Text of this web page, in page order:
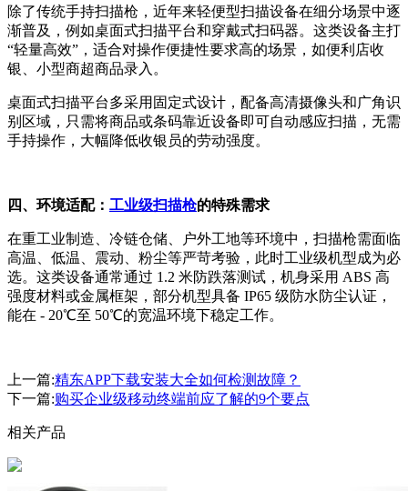
除了传统手持扫描枪，近年来轻便型扫描设备在细分场景中逐
渐普及，例如桌面式扫描平台和穿戴式扫码器。这类设备主打
“轻量高效”，适合对操作便捷性要求高的场景，如便利店收
银、小型商超商品录入。
桌面式扫描平台多采用固定式设计，配备高清摄像头和广角识
别区域，只需将商品或条码靠近设备即可自动感应扫描，无需
手持操作，大幅降低收银员的劳动强度。
四、环境适配： 工业级扫描枪的特殊需求
在重工业制造、冷链仓储、户外工地等环境中，扫描枪需面临
高温、低温、震动、粉尘等严苛考验，此时工业级机型成为必
选。这类设备通常通过 1.2 米防跌落测试，机身采用 ABS 高
强度材料或金属框架，部分机型具备 IP65 级防水防尘认证，
能在 - 20℃至 50℃的宽温环境下稳定工作。
上一篇:精东APP下载安装大全如何检测故障？
下一篇:购买企业级移动终端前应了解的9个要点
相关产品